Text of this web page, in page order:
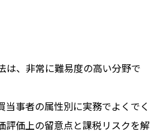
は、非常に難易度の高い分野で
当事者の属性別に実務でよくでく
評価上の留意点と課税リスクを解